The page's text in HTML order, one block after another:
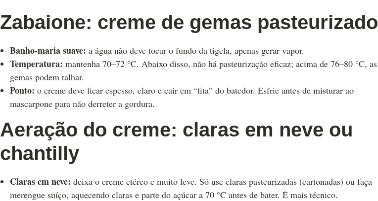
Zabaione: creme de gemas pasteurizado
Banho-maria suave: a água não deve tocar o fundo da tigela, apenas gerar vapor.
Temperatura: mantenha 70–72 °C. Abaixo disso, não há pasteurização eficaz; acima de 76–80 °C, as
gemas podem talhar.
Ponto: o creme deve ficar espesso, claro e cair em “fita” do batedor. Esfrie antes de misturar ao
mascarpone para não derreter a gordura.
Aeração do creme: claras em neve ou
chantilly
Claras em neve: deixa o creme etéreo e muito leve. Só use claras pasteurizadas (cartonadas) ou faça
merengue suíço, aquecendo claras e parte do açúcar a 70 °C antes de bater. É mais técnico.